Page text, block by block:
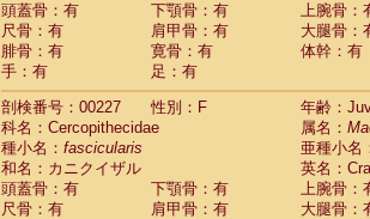
頭蓋骨：有
下顎骨：有
上腕骨：
尺骨：有
肩甲骨：有
大腿骨：
腓骨：有
寛骨：有
体幹：有
手：有
足：有
剖検番号：00227
性別：F
年齢：
科名：Cercopithecidae
属名：
種小名： fascicularis
亜種小名
和名：カニクイザル
英名：
頭蓋骨：有
下顎骨：有
上腕骨：
尺骨：有
肩甲骨：有
大腿骨：